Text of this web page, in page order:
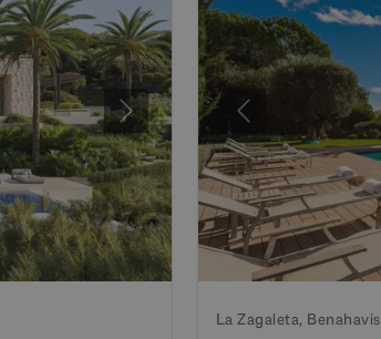
Siguiente Anterior
La Zagaleta, Benahavis